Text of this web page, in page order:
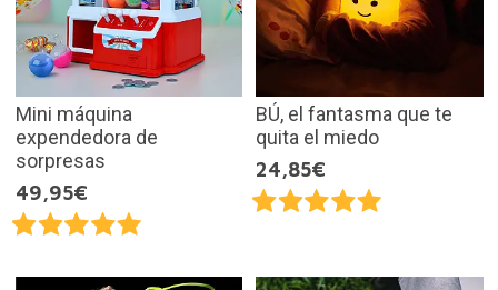
Mini máquina
expendedora de
sorpresas
49,95€
BÚ, el fantasma que te
quita el miedo
24,85€